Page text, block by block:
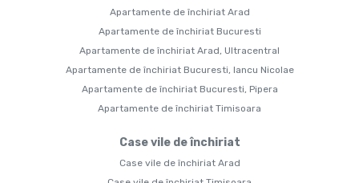
Apartamente de închiriat Arad
Apartamente de închiriat Bucuresti
Apartamente de închiriat Arad, Ultracentral
Apartamente de închiriat Bucuresti, Iancu Nicolae
Apartamente de închiriat Bucuresti, Pipera
Apartamente de închiriat Timisoara
Case vile de închiriat
Case vile de închiriat Arad